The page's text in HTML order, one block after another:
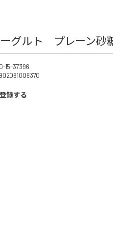
ーグルト プレーン砂
15-37396
録する